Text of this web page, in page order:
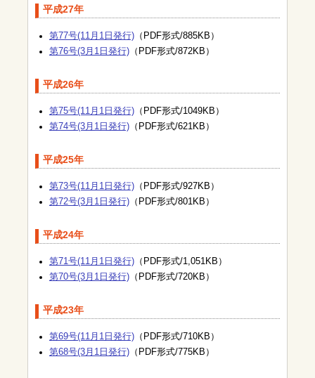
平成27年
第77号(11月1日発行) （PDF形式/885KB）
第76号(3月1日発行) （PDF形式/872KB）
平成26年
第75号(11月1日発行) （PDF形式/1049KB）
第74号(3月1日発行) （PDF形式/621KB）
平成25年
第73号(11月1日発行) （PDF形式/927KB）
第72号(3月1日発行) （PDF形式/801KB）
平成24年
第71号(11月1日発行) （PDF形式/1,051KB）
第70号(3月1日発行) （PDF形式/720KB）
平成23年
第69号(11月1日発行) （PDF形式/710KB）
第68号(3月1日発行) （PDF形式/775KB）